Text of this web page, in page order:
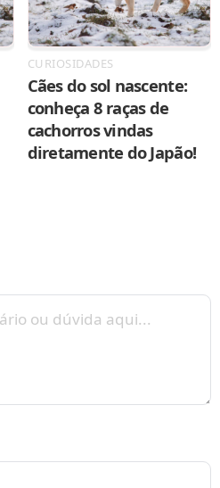
CURIOSIDADES
Cães do sol nascente:
conheça 8 raças de
cachorros vindas
diretamente do Japão!